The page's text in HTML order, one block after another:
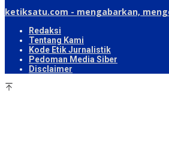
ketiksatu.com - mengabarkan,
Redaksi
Tentang Kami
Kode Etik Jurnalistik
Pedoman Media Siber
Disclaimer